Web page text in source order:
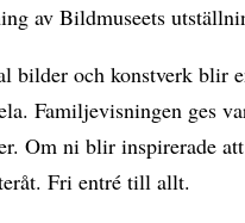
av Bildmuseets
bilder och konstverk blir
Familjevisningen ges
Om ni blir inspirerade
Fri entré till allt.